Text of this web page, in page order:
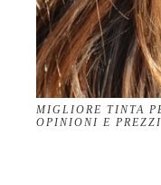
MIGLIORE TINTA
OPINIONI E PREZZI